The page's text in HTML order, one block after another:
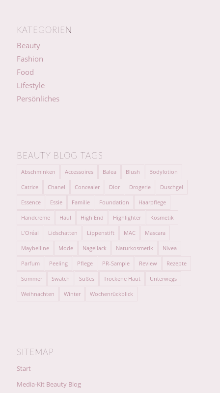
KATEGORIEN
Beauty
Fashion
Food
Lifestyle
Persönliches
BEAUTY BLOG TAGS
Abschminken Accessoires Balea Blush Bodylotion
Catrice Chanel Concealer Dior Drogerie Duschgel
Essence Essie Familie Foundation Haarpflege
Handcreme Haul High End Highlighter Kosmetik
L'Oréal Lidschatten Lippenstift MAC Mascara
Maybelline Mode Nagellack Naturkosmetik Nivea
Parfum Peeling Pflege PR-Sample Review Rezepte
Sommer Swatch Süßes Trockene Haut Unterwegs
Weihnachten Winter Wochenrückblick
SITEMAP
Start
Media-Kit Beauty Blog